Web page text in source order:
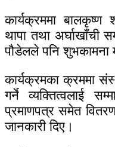
कार्यक्रममा बालकृष्ण
थापा तथा अर्घाखाँची
पौडेलले पनि शुभकामना
कार्यक्रमका क्रममा
गर्ने व्यक्तित्वलाई
प्रमाणपत्र समेत
जानकारी दिए।